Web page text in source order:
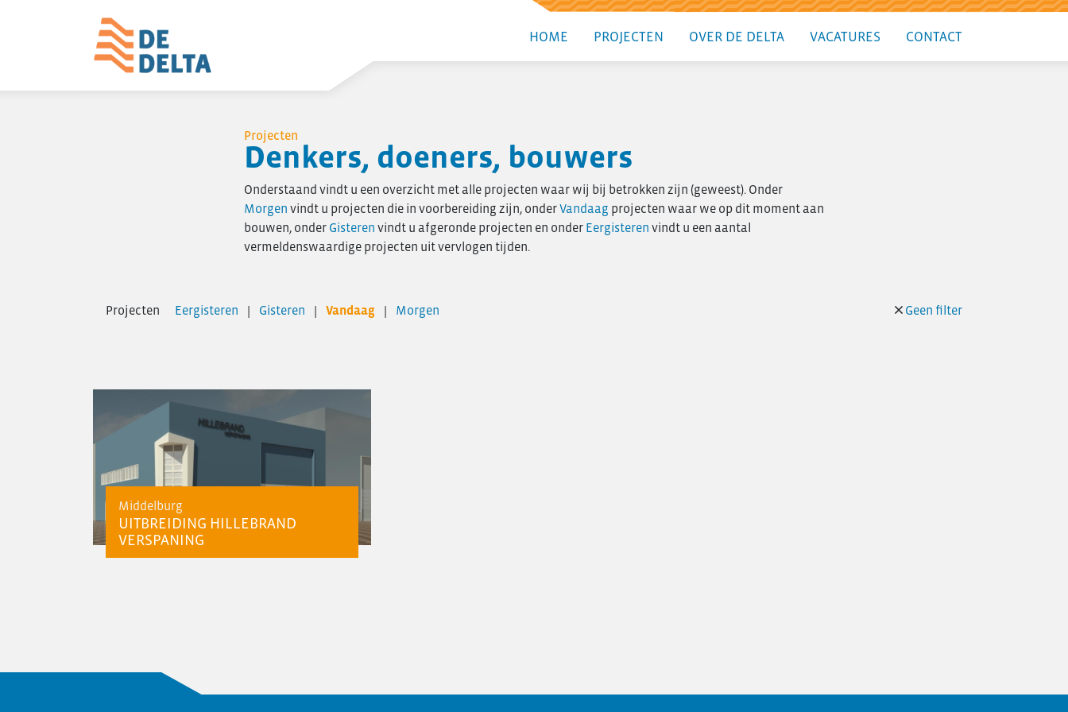
HOME PROJECTEN OVER DE DELTA VACATURES CONTACT
Zakelijke utiliteitsbouw
Verbouw & onderhoud
Nieuws
Transformatie
Vacatures
Contact
Projecten
Denkers, doeners, bouwers
Onderstaand vindt u een overzicht met alle projecten waar wij bij betrokken zijn (geweest). Onder
Morgen vindt u projecten die in voorbereiding zijn, onderVandaag projecten waar we op dit moment aan
bouwen, onder Gisteren vindt u afgeronde projecten en onder Eergisteren vindt u een aantal
vermeldenswaardige projecten uit vervlogen tijden.
Geen filter
Projecten Eergisteren Gisteren Vandaag Morgen
Middelburg
UITBREIDING HILLEBRAND
VERSPANING